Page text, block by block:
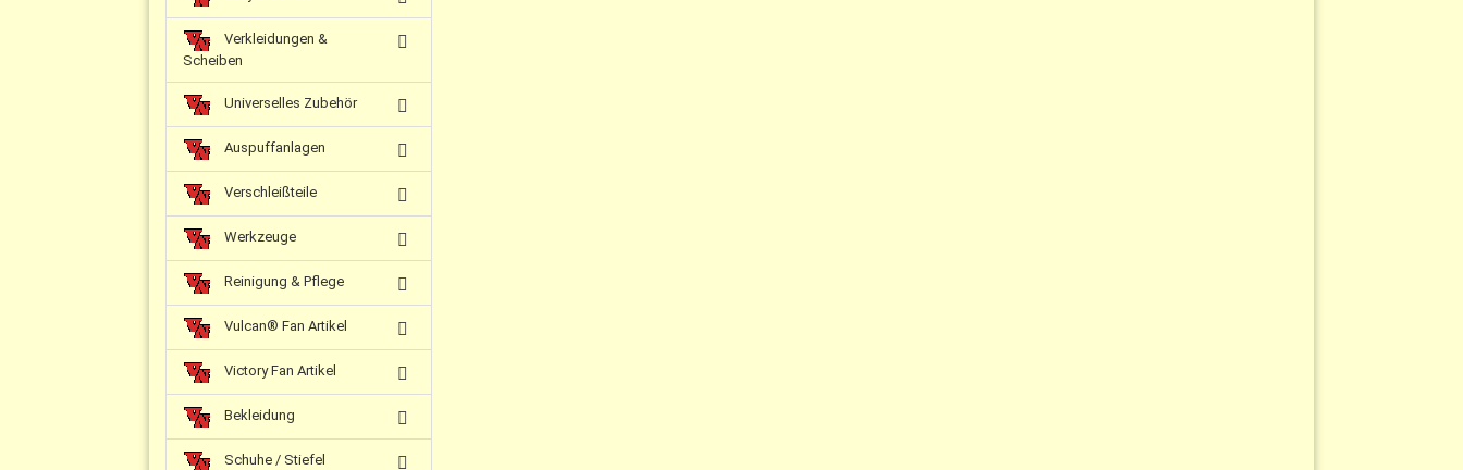
Verkleidungen &
Scheiben
Universelles Zubehör
Auspuffanlagen
Verschleißteile
Werkzeuge
Reinigung & Pflege
Vulcan® Fan Artikel
Victory Fan Artikel
Bekleidung
Schuhe / Stiefel